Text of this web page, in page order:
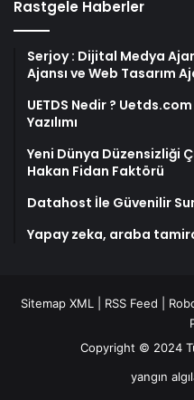
Rastgele Haberler
Serjoy : Dijital Medya
Ajansı ve Web Tasarım
UETDS Nedir ?
Yazılımı
Yeni Dünya Düzensizliği
Hakan Fidan Faktörü
Datahost İle Güvenilir
Yapay zeka, araba
Sitemap XML RSS Feed
Copyright © 2024
yangın